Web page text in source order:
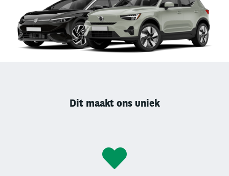
Dit maakt ons uniek